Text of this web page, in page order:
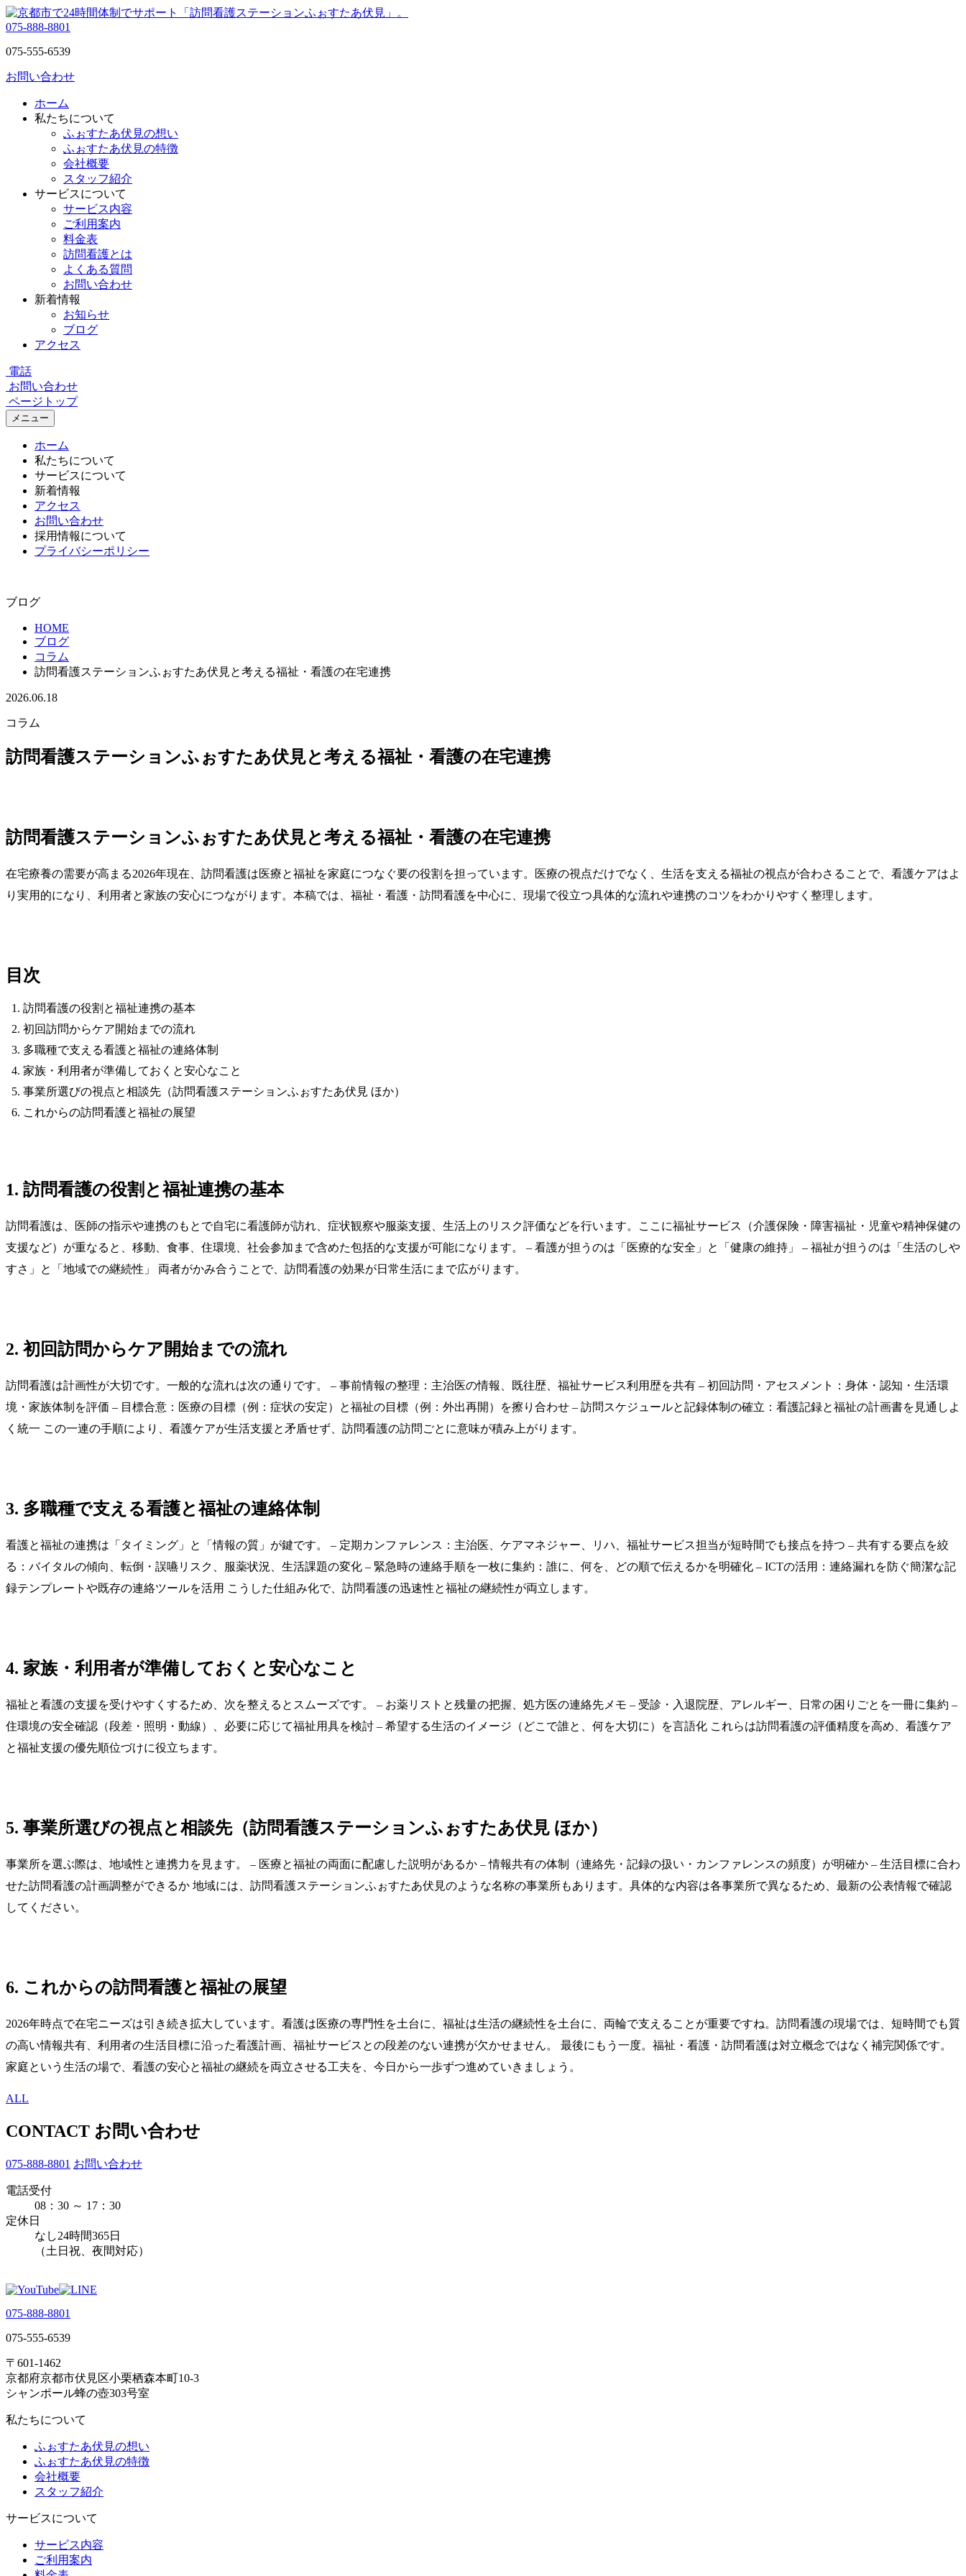
075-888-8801
075-555-6539
お問い合わせ
ホーム
私たちについて
ふぉすたあ伏見の想い
ふぉすたあ伏見の特徴
会社概要
スタッフ紹介
サービスについて
サービス内容
ご利用案内
料金表
訪問看護とは
よくある質問
お問い合わせ
新着情報
お知らせ
ブログ
アクセス
電話
お問い合わせ
ページトップ
メニュー
ホーム
私たちについて
サービスについて
新着情報
アクセス
お問い合わせ
採用情報について
プライバシーポリシー
ブログ
HOME
ブログ
コラム
訪問看護ステーションふぉすたあ伏見と考える福祉・看護の在宅連携
2026.06.18
コラム
訪問看護ステーションふぉすたあ伏見と考える福祉・看護の在宅連携
訪問看護ステーションふぉすたあ伏見と考える福祉・看護の在宅連携
在宅療養の需要が高まる2026年現在、訪問看護は医療と福祉を家庭につなぐ要の役割を担っています。医療の視点だけでなく、生活を支える福祉の視点が合わさることで、看護ケアはよ
り実用的になり、利用者と家族の安心につながります。本稿では、福祉・看護・訪問看護を中心に、現場で役立つ具体的な流れや連携のコツをわかりやすく整理します。
目次
訪問看護の役割と福祉連携の基本
初回訪問からケア開始までの流れ
多職種で支える看護と福祉の連絡体制
家族・利用者が準備しておくと安心なこと
事業所選びの視点と相談先（訪問看護ステーションふぉすたあ伏見 ほか）
これからの訪問看護と福祉の展望
1. 訪問看護の役割と福祉連携の基本
訪問看護は、医師の指示や連携のもとで自宅に看護師が訪れ、症状観察や服薬支援、生活上のリスク評価などを行います。ここに福祉サービス（介護保険・障害福祉・児童や精神保健の
支援など）が重なると、移動、食事、住環境、社会参加まで含めた包括的な支援が可能になります。 – 看護が担うのは「医療的な安全」と「健康の維持」 – 福祉が担うのは「生活のしや
すさ」と「地域での継続性」 両者がかみ合うことで、訪問看護の効果が日常生活にまで広がります。
2. 初回訪問からケア開始までの流れ
訪問看護は計画性が大切です。一般的な流れは次の通りです。 – 事前情報の整理：主治医の情報、既往歴、福祉サービス利用歴を共有 – 初回訪問・アセスメント：身体・認知・生活環
境・家族体制を評価 – 目標合意：医療の目標（例：症状の安定）と福祉の目標（例：外出再開）を擦り合わせ – 訪問スケジュールと記録体制の確立：看護記録と福祉の計画書を見通しよ
く統一 この一連の手順により、看護ケアが生活支援と矛盾せず、訪問看護の訪問ごとに意味が積み上がります。
3. 多職種で支える看護と福祉の連絡体制
看護と福祉の連携は「タイミング」と「情報の質」が鍵です。 – 定期カンファレンス：主治医、ケアマネジャー、リハ、福祉サービス担当が短時間でも接点を持つ – 共有する要点を絞
る：バイタルの傾向、転倒・誤嚥リスク、服薬状況、生活課題の変化 – 緊急時の連絡手順を一枚に集約：誰に、何を、どの順で伝えるかを明確化 – ICTの活用：連絡漏れを防ぐ簡潔な記
録テンプレートや既存の連絡ツールを活用 こうした仕組み化で、訪問看護の迅速性と福祉の継続性が両立します。
4. 家族・利用者が準備しておくと安心なこと
福祉と看護の支援を受けやすくするため、次を整えるとスムーズです。 – お薬リストと残量の把握、処方医の連絡先メモ – 受診・入退院歴、アレルギー、日常の困りごとを一冊に集約 –
住環境の安全確認（段差・照明・動線）、必要に応じて福祉用具を検討 – 希望する生活のイメージ（どこで誰と、何を大切に）を言語化 これらは訪問看護の評価精度を高め、看護ケア
と福祉支援の優先順位づけに役立ちます。
5. 事業所選びの視点と相談先（訪問看護ステーションふぉすたあ伏見 ほか）
事業所を選ぶ際は、地域性と連携力を見ます。 – 医療と福祉の両面に配慮した説明があるか – 情報共有の体制（連絡先・記録の扱い・カンファレンスの頻度）が明確か – 生活目標に合わ
せた訪問看護の計画調整ができるか 地域には、訪問看護ステーションふぉすたあ伏見のような名称の事業所もあります。具体的な内容は各事業所で異なるため、最新の公表情報で確認
してください。
6. これからの訪問看護と福祉の展望
2026年時点で在宅ニーズは引き続き拡大しています。看護は医療の専門性を土台に、福祉は生活の継続性を土台に、両輪で支えることが重要ですね。訪問看護の現場では、短時間でも質
の高い情報共有、利用者の生活目標に沿った看護計画、福祉サービスとの段差のない連携が欠かせません。 最後にもう一度。福祉・看護・訪問看護は対立概念ではなく補完関係です。
家庭という生活の場で、看護の安心と福祉の継続を両立させる工夫を、今日から一歩ずつ進めていきましょう。
ALL
CONTACT お問い合わせ
075-888-8801 お問い合わせ
電話受付
08：30 ～ 17：30
定休日
なし24時間365日
（土日祝、夜間対応）
075-888-8801
075-555-6539
〒601-1462
京都府京都市伏見区小栗栖森本町10-3
シャンポール蜂の壺303号室
私たちについて
ふぉすたあ伏見の想い
ふぉすたあ伏見の特徴
会社概要
スタッフ紹介
サービスについて
サービス内容
ご利用案内